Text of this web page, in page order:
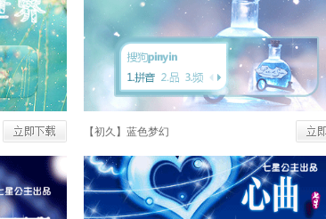
【初久】蓝色梦幻